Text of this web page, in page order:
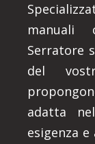
manuali
Serratore
del
adatta
esigenza